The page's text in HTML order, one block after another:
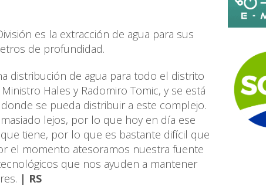
es la extracción de agua para sus
de profundidad.
distribución de agua para todo el distrito
Hales y Radomiro Tomic, y se está
se pueda distribuir a este complejo.
lejos, por lo que hoy en día ese
tiene, por lo que es bastante difícil que
el momento atesoramos nuestra fuente
que nos ayuden a mantener
| RS